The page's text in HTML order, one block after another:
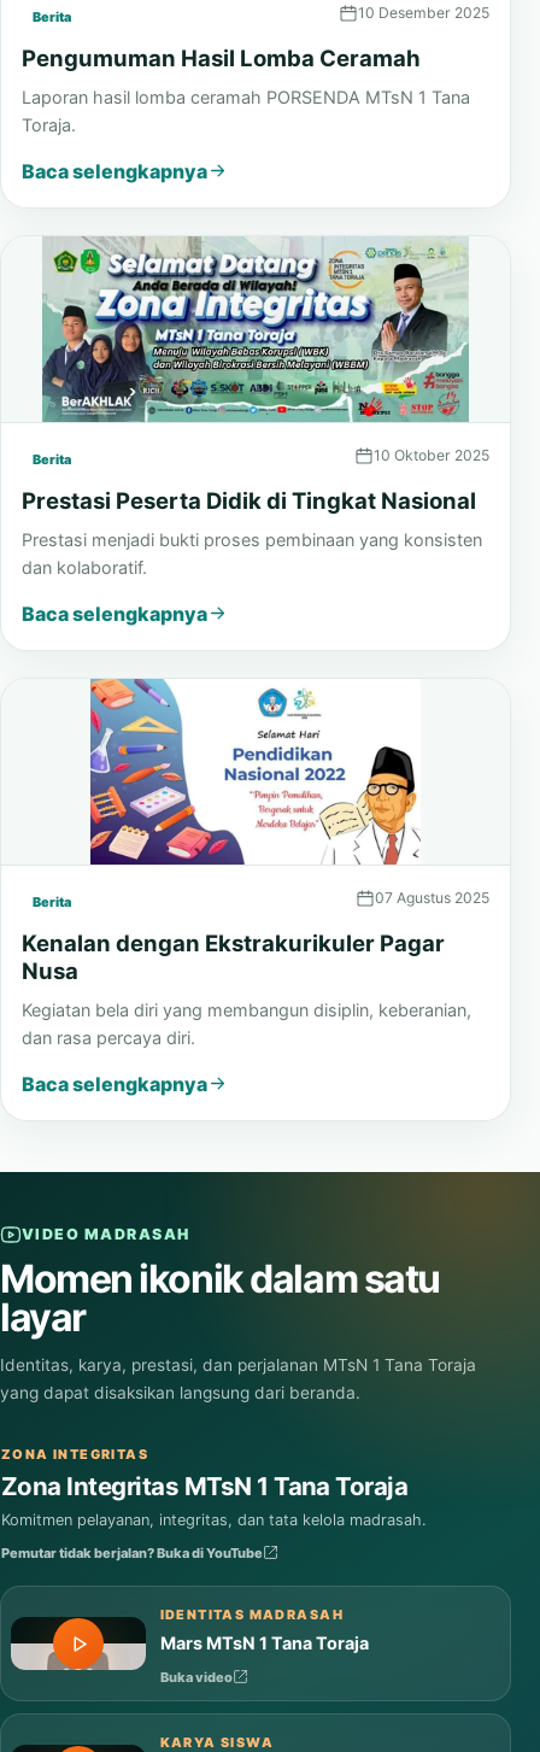
Berita 10 Desember 2025
Pengumuman Hasil Lomba Ceramah
Laporan hasil lomba ceramah PORSENDA MTsN 1 Tana
Toraja.
Baca selengkapnya
Berita 10 Oktober 2025
Prestasi Peserta Didik di Tingkat Nasional
Prestasi menjadi bukti proses pembinaan yang konsisten
dan kolaboratif.
Baca selengkapnya
Berita 07 Agustus 2025
Kenalan dengan Ekstrakurikuler Pagar
Nusa
Kegiatan bela diri yang membangun disiplin, keberanian,
dan rasa percaya diri.
Baca selengkapnya
VIDEO MADRASAH
Momen ikonik dalam satu
layar
Identitas, karya, prestasi, dan perjalanan MTsN 1 Tana Toraja
yang dapat disaksikan langsung dari beranda.
ZONA INTEGRITAS
Zona Integritas MTsN 1 Tana Toraja
Komitmen pelayanan, integritas, dan tata kelola madrasah.
Pemutar tidak berjalan? Buka di YouTube
IDENTITAS MADRASAH
Mars MTsN 1 Tana Toraja
Buka video
KARYA SISWA